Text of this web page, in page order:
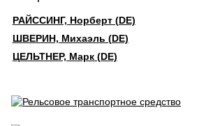
РАЙССИНГ, Норберт (DE)
ШВЕРИН, Михаэль (DE)
ЦЕЛЬТНЕР, Марк (DE)